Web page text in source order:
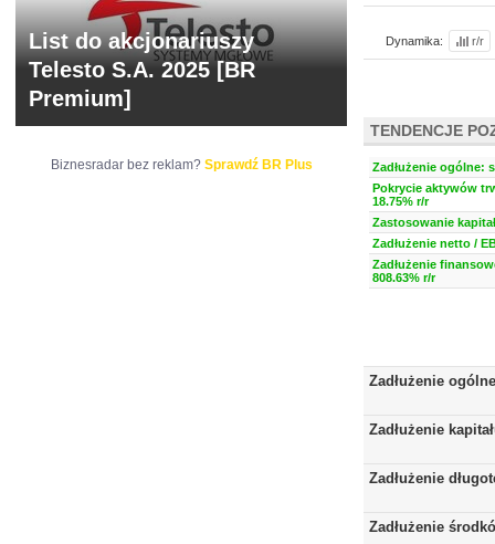
Dynamika: r/r
TENDENCJE
Zadłużenie ogólne:
Pokrycie aktywów
18.75% r/r
Zastosowanie
Zadłużenie netto /
Zadłużenie
808.63% r/r
Zadłużenie ogólne
Zadłużenie
Zadłużenie
Zadłużenie
List do akcjonariuszy
Telesto S.A. 2025 [BR
Premium]
Biznesradar bez reklam? Sprawdź BR Plus